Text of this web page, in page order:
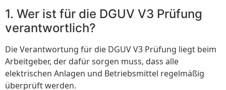
1. Wer ist für die DGUV V3 Prüfung
verantwortlich?
Die Verantwortung für die DGUV V3 Prüfung liegt beim
Arbeitgeber, der dafür sorgen muss, dass alle
elektrischen Anlagen und Betriebsmittel regelmäßig
überprüft werden.